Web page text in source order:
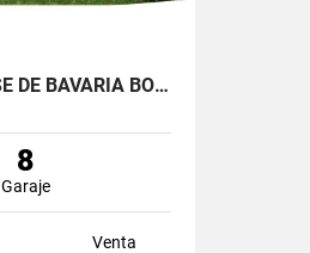
CASA EN VENTA SAN JOSÉ DE BAVARIA BOGOTÁ
8
Garaje
Venta